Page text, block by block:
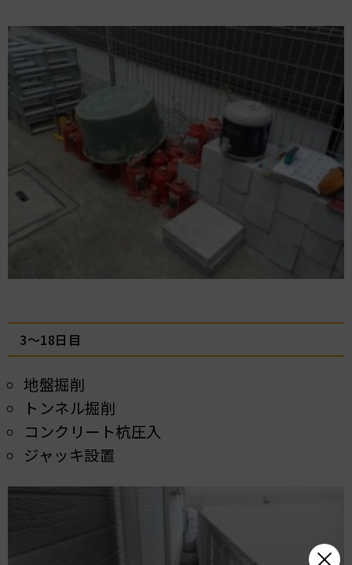
3～18日目
地盤掘削
トンネル掘削
コンクリート杭圧入
ジャッキ設置